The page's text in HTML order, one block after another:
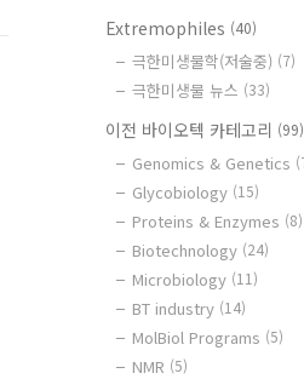
Extremophiles (40)
극한미생물학(저술중) (7)
극한미생물 뉴스 (33)
이전 바이오텍 카테고리 (99)
Genomics & Genetics
Glycobiology (15)
Proteins & Enzymes (8)
Biotechnology (24)
Microbiology (11)
BT industry (14)
MolBiol Programs (5)
NMR (5)